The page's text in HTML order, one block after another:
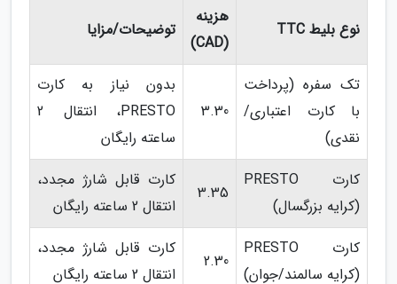
نوع بلیط TTC
هزینه
(CAD)
توضیحات/مزایا
تک سفره (پرداخت
با کارت اعتباری/
نقدی)
3.30
بدون نیاز به کارت
PRESTO، انتقال 2
ساعته رایگان
کارت PRESTO
(کرایه بزرگسال)
3.35
کارت قابل شارژ مجدد،
انتقال 2 ساعته رایگان
کارت PRESTO
(کرایه سالمند/جوان)
2.30
کارت قابل شارژ مجدد،
انتقال 2 ساعته رایگان